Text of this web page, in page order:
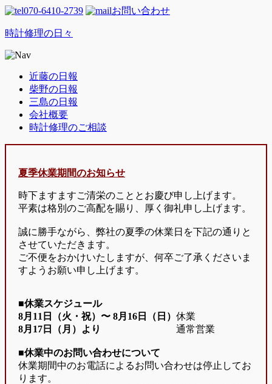
070-6410-2739 お問い合わせ
時計修理の日々
近藤の日報
柴野の日報
三島の日報
会社概要
時計修理のご相談
夏季休業期間のお知らせ
時下ますますご清栄のこととお慶び申し上げます。
平素は格別のご高配を賜り、厚く御礼申し上げます。
誠に勝手ながら、弊社の夏季の休業日を下記の通りと
させていただきます。
ご不便をおかけいたしますが、何卒ご了承くださいま
すようお願い申し上げます。
■休業スケジュール
8月11日（火・祝）〜 8月16日（日） 休業
8月17日（月）より
通常営業
■休業中のお問い合わせについて
休業期間中のお電話によるお問い合わせは停止してお
ります。